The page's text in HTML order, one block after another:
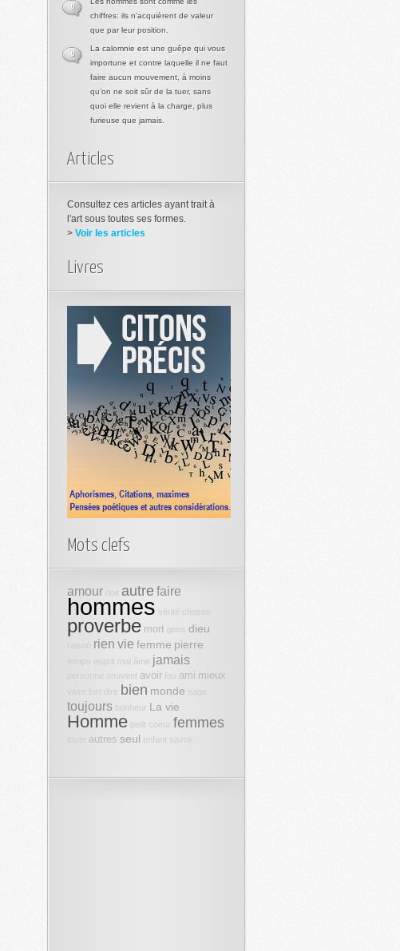
chiffres: ils n’acquièrent de valeur
que par leur position.
0
La calomnie est une guêpe qui vous
importune et contre laquelle il ne faut
faire aucun mouvement, à moins
qu’on ne soit sûr de la tuer, sans
quoi elle revient à la charge, plus
furieuse que jamais.
0
Articles
Consultez ces articles ayant trait à
l'art sous toutes ses formes.
> Voir les articles
Livres
Mots clefs
amour doit autre faire
hommes vérité choses
proverbe mort gens dieu
rien vie femme pierre
esprit mal âme jamais
souvent avoir fou ami mieux
fort dire bien monde sage
toujours bonheur La vie
Homme petit coeur femmes
autres seul enfant savoir